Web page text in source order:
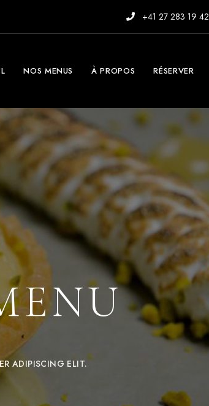
+41 27 283 19 42
NOS MENUS À PROPOS RÉSERVER
ADIPISCING ELIT.